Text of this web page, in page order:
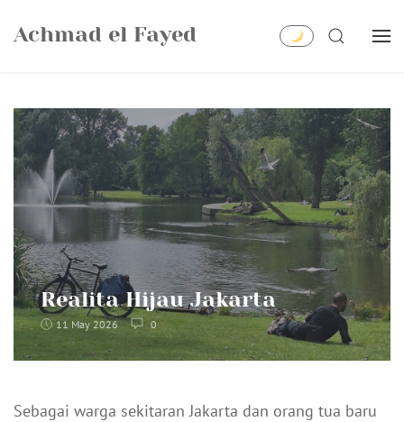
Achmad el Fayed SEARCH
Realita Hijau Jakarta
11 May 2026 0
Sebagai warga sekitaran Jakarta dan orang tua baru